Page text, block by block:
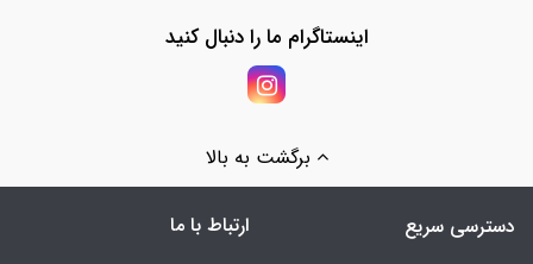
اینستاگرام ما را دنبال کنید
برگشت به بالا
دسترسی سریع ارتباط با ما